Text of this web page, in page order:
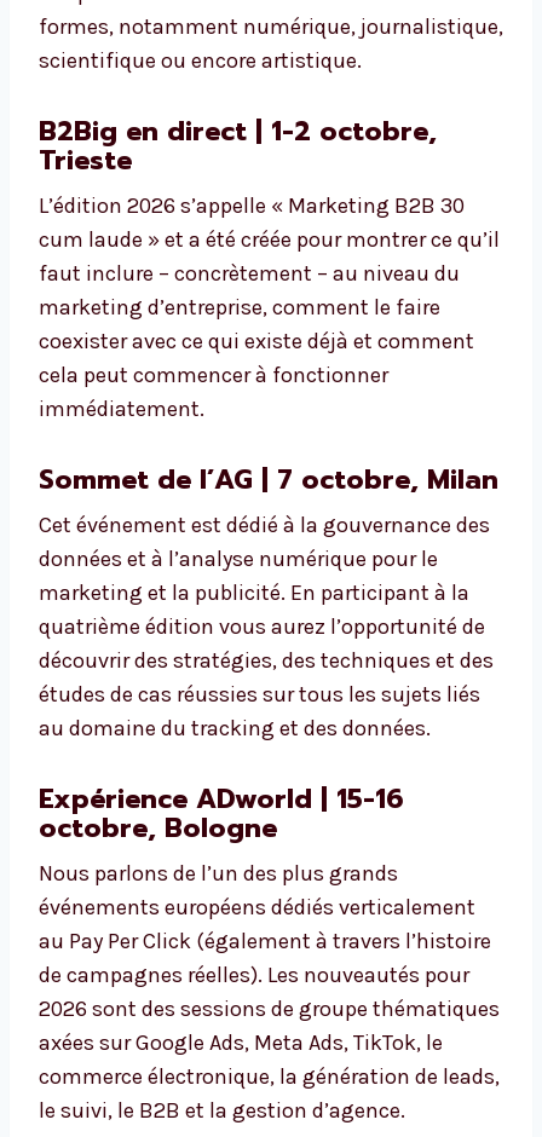
formes, notamment numérique, journalistique,
scientifique ou encore artistique.
B2Big en direct | 1-2 octobre,
Trieste
L’édition 2026 s’appelle « Marketing B2B 30
cum laude » et a été créée pour montrer ce qu’il
faut inclure – concrètement – au niveau du
marketing d’entreprise, comment le faire
coexister avec ce qui existe déjà et comment
cela peut commencer à fonctionner
immédiatement.
Sommet de l’AG | 7 octobre, Milan
Cet événement est dédié à la gouvernance des
données et à l’analyse numérique pour le
marketing et la publicité. En participant à la
quatrième édition vous aurez l’opportunité de
découvrir des stratégies, des techniques et des
études de cas réussies sur tous les sujets liés
au domaine du tracking et des données.
Expérience ADworld | 15-16
octobre, Bologne
Nous parlons de l’un des plus grands
événements européens dédiés verticalement
au Pay Per Click (également à travers l’histoire
de campagnes réelles). Les nouveautés pour
2026 sont des sessions de groupe thématiques
axées sur Google Ads, Meta Ads, TikTok, le
commerce électronique, la génération de leads,
le suivi, le B2B et la gestion d’agence.